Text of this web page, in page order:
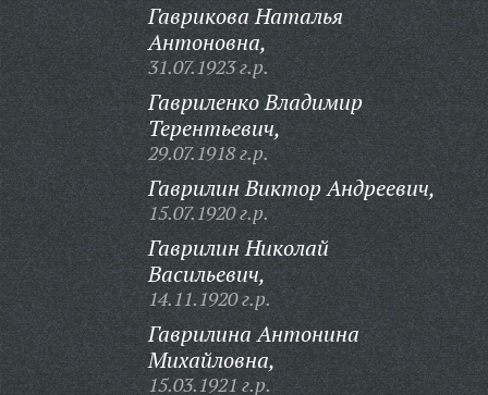
Гаврикова Наталья
Антоновна,
31.07.1923 г.р.
Гавриленко Владимир
Терентьевич,
29.07.1918 г.р.
Гаврилин Виктор Андреевич,
15.07.1920 г.р.
Гаврилин Николай
Васильевич,
14.11.1920 г.р.
Гаврилина Антонина
Михайловна,
15.03.1921 г.р.